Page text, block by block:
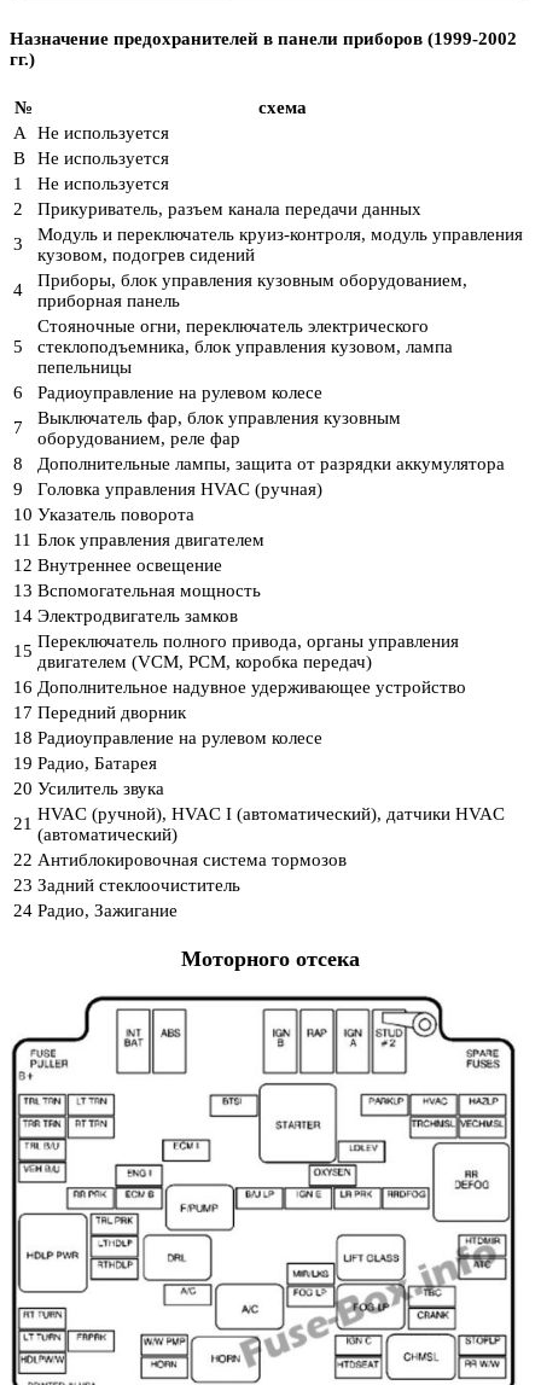
Назначение предохранителей в панели приборов (1999-2002
гг.)
№
схема
A
Не используется
В
Не используется
1
Не используется
2
Прикуриватель, разъем канала передачи данных
3
Модуль и переключатель круиз-контроля, модуль управления
кузовом, подогрев сидений
4
Приборы, блок управления кузовным оборудованием,
приборная панель
5
Стояночные огни, переключатель электрического
стеклоподъемника, блок управления кузовом, лампа
пепельницы
6
Радиоуправление на рулевом колесе
7
Выключатель фар, блок управления кузовным
оборудованием, реле фар
8
Дополнительные лампы, защита от разрядки аккумулятора
9
Головка управления HVAC (ручная)
10 Указатель поворота
11 Блок управления двигателем
12 Внутреннее освещение
13 Вспомогательная мощность
14 Электродвигатель замков
15 Переключатель полного привода, органы управления
двигателем (VCM, PCM, коробка передач)
16 Дополнительное надувное удерживающее устройство
17 Передний дворник
18 Радиоуправление на рулевом колесе
19 Радио, Батарея
20 Усилитель звука
21 HVAC (ручной), HVAC I (автоматический), датчики HVAC
(автоматический)
22 Антиблокировочная система тормозов
23 Задний стеклоочиститель
24 Радио, Зажигание
Моторного отсека